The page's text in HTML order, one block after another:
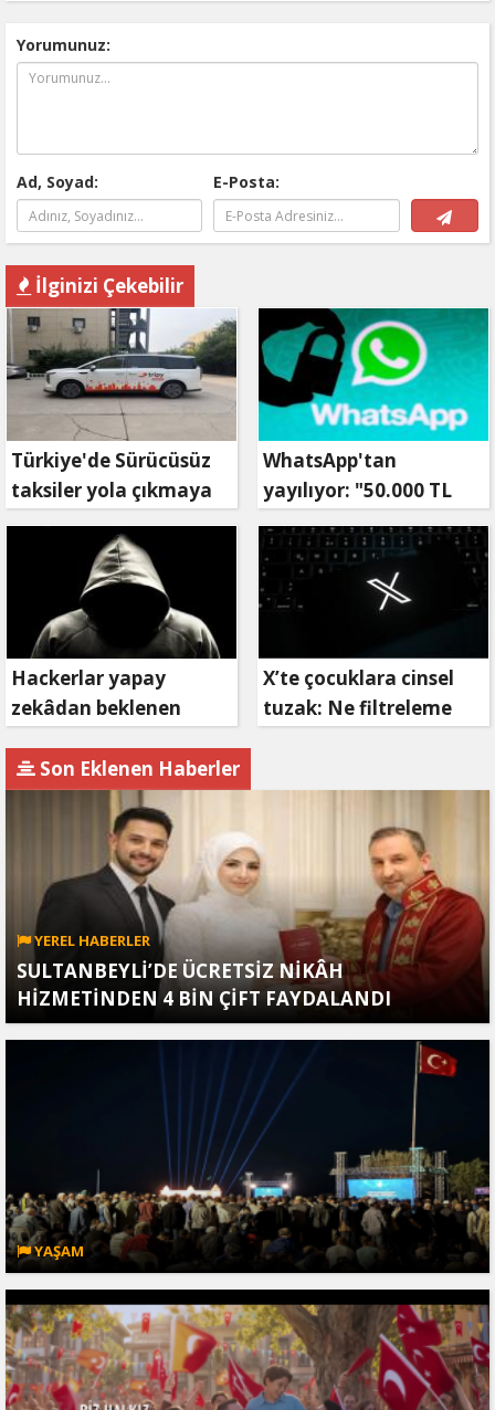
Yorumunuz:
Ad, Soyad: E-Posta:
İlginizi Çekebilir
Türkiye'de Sürücüsüz
taksiler yola çıkmaya
hazırlanıyor
WhatsApp'tan
yayılıyor: "50.000 TL
ödüllü" dolandırıcılık
girişimi!
Hackerlar yapay
zekâdan beklenen
X’te çocuklara cinsel
tuzak: Ne filtreleme
Son Eklenen Haberler
YEREL HABERLER
SULTANBEYLİ’DE ÜCRETSİZ NİKÂH
HİZMETİNDEN 4 BİN ÇİFT FAYDALANDI
YAŞAM